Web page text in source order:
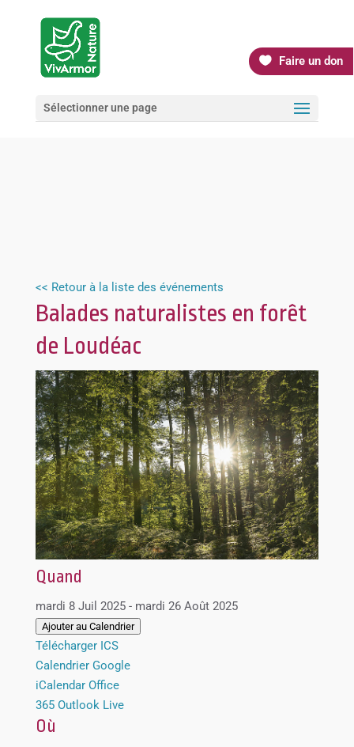
Faire un don
Sélectionner une page
<< Retour à la liste des événements
Balades naturalistes en forêt
de Loudéac
Quand
mardi 8 Juil 2025 - mardi 26 Août 2025
Ajouter au Calendrier
Télécharger ICS
Calendrier Google
iCalendar Office
365 Outlook Live
Où